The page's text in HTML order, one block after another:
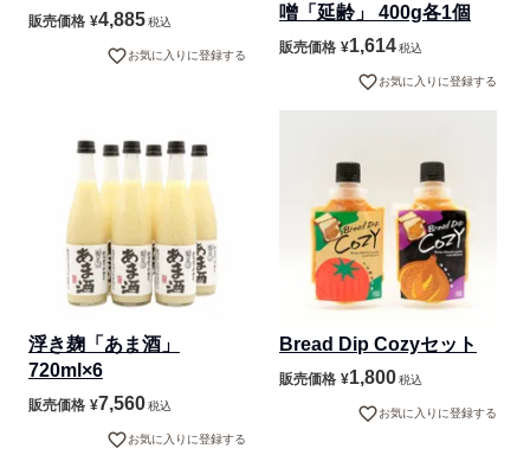
販売価格 ¥4,885税込
お気に入りに登録する
噌「延齢」 400g各1個
販売価格 ¥1,614税込
お気に入りに登録する
浮き麹「あま酒」
720ml×6
販売価格 ¥7,560税込
お気に入りに登録する
Bread Dip Cozyセット
販売価格 ¥1,800税込
お気に入りに登録する